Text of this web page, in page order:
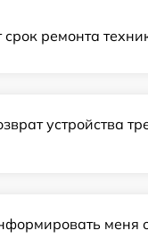
срок ремонта
устройства
меня